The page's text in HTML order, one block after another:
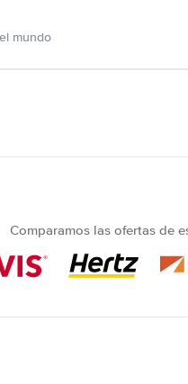
mundo
Comparamos las ofertas de